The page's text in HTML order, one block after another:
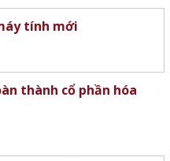
tính mới
thành cổ phần hóa